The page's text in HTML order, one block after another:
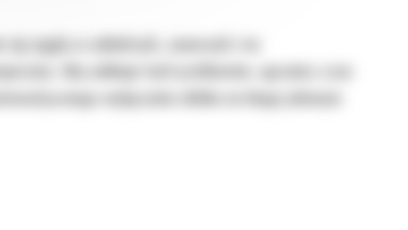
się węgla w cylindrach, zaworach i na
Aby uniknąć tych problemów, ogranicz czas
wyłączania silnika na biegu jałowym